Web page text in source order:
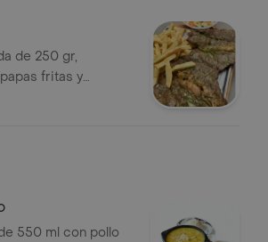
de 250 gr,
fritas y
550 ml con pollo